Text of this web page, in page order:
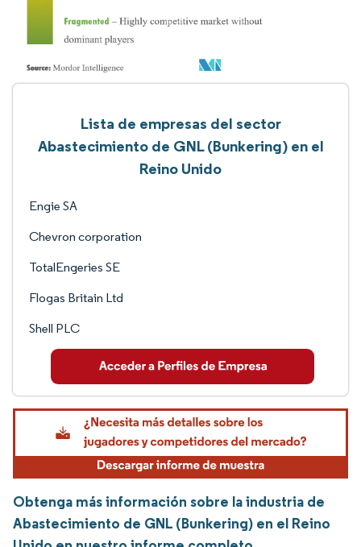
Lista de empresas del sector
Abastecimiento de GNL (Bunkering) en el
Reino Unido
Engie SA
Chevron corporation
TotalEngeries SE
Flogas Britain Ltd
Shell PLC
Obtenga más información sobre la industria de
Abastecimiento de GNL (Bunkering) en el Reino